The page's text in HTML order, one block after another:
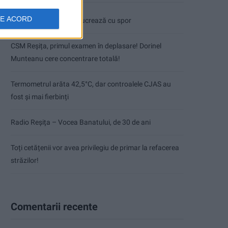
ACORD
Pe toate șantierele se lucrează cu spor
CSM Reșița, primul examen în deplasare! Dorinel
Munteanu cere concentrare totală!
Termometrul arăta 42,5°C, dar controalele CJAS au
fost și mai fierbinți
Radio Reșița – Vocea Banatului, de 30 de ani
Toți cetățenii vor avea privilegiu de primar la refacerea
străzilor!
Comentarii recente